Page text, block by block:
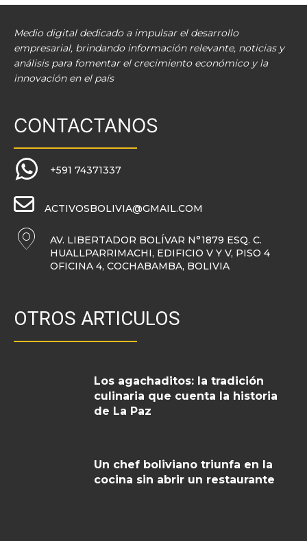
Medio digital dedicado a impulsar el desarrollo
empresarial, brindando información relevante, noticias y
análisis para fomentar el crecimiento económico y la
innovación en el país
CONTACTANOS
+591 74371337
ACTIVOSBOLIVIA@GMAIL.COM
AV. LIBERTADOR BOLÍVAR N°1879 ESQ. C.
HUALLPARRIMACHI, EDIFICIO V Y V, PISO 4
OFICINA 4, COCHABAMBA, BOLIVIA
OTROS ARTICULOS
Los agachaditos: la tradición
culinaria que cuenta la historia
de La Paz
Un chef boliviano triunfa en la
cocina sin abrir un restaurante